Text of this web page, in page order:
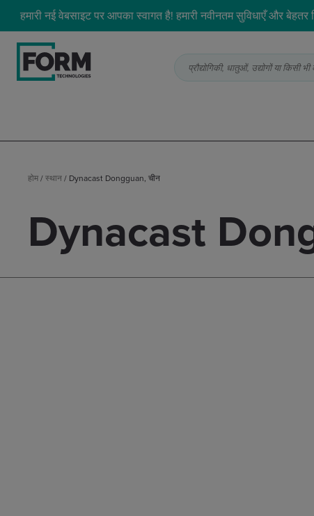
हमारी नई वेबसाइट पर आपका स्वागत है! हमारी नवीनतम सुविधाएँ और
प्रौद्योगिकी, धातुओं, उद्योगों या
होम/स्थान/ Dynacast Dongguan, चीन
Dynacast